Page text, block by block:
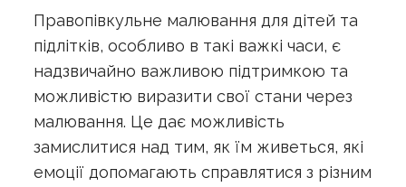
Правопівкульне малювання для дітей та
підлітків, особливо в такі важкі часи, є
надзвичайно важливою підтримкою та
можливістю виразити свої стани через
малювання. Це дає можливість
замислитися над тим, як їм живеться, які
емоції допомагають справлятися з різним